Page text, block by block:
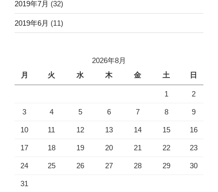
2019年7月 (32)
2019年6月 (11)
2026年8月
月
火 水 木 金 土 日
1 2
3 4 5 6 7 8 9
10 11 12 13 14 15 16
17 18 19 20 21 22 23
24 25 26 27 28 29 30
31